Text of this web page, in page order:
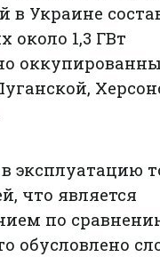
в Украине
около 1,3 ГВт
эксплуатацию
что является
по
обусловлено